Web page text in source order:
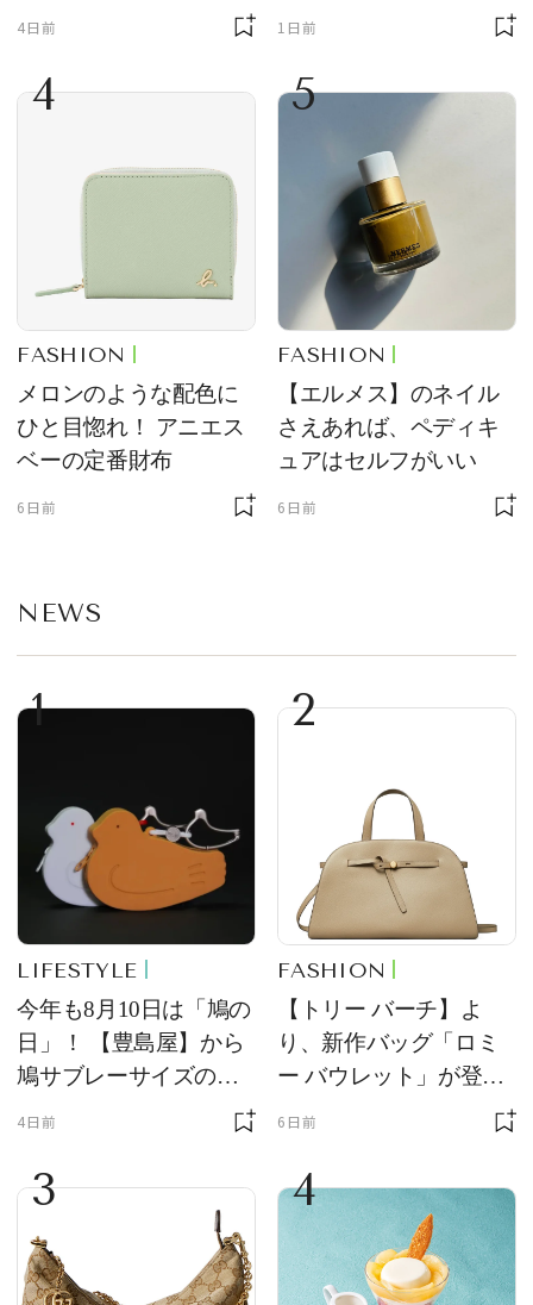
ーチ「はとっこ」を限
4日前
まで！ ｜今週の人気記
1日前
4
FASHION
メロンのような配色に
ひと目惚れ！ アニエス
ベーの定番財布
6日前
5
FASHION
【エルメス】のネイル
さえあれば、ペディキ
ュアはセルフがいい
6日前
NEWS
1
LIFESTYLE
今年も8月10日は「鳩の
日」！ 【豊島屋】から
鳩サブレーサイズのポ
ーチ「はとっこ」を限
4日前
2
FASHION
【トリー バーチ】よ
り、新作バッグ「ロミ
ー バウレット」が登
場！ デザイン性と収納
6日前
3 4